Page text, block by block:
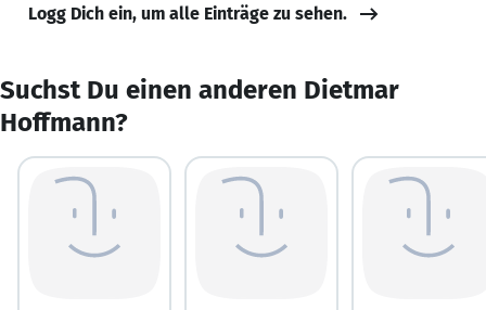
Logg Dich ein, um alle Einträge zu sehen.
Suchst Du einen anderen Dietmar
Hoffmann?